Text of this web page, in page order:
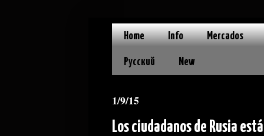
Home Info Mercados
Русский New
1/9/15
Los ciudadanos de Rusia